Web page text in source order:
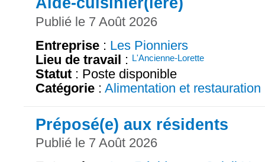
Publié le 7 Août 2026
Entreprise : Les Pionniers
Lieu de travail : L'Ancienne-Lorette
Statut : Poste disponible
Catégorie : Alimentation et restauration
Préposé(e) aux résidents
Publié le 7 Août 2026